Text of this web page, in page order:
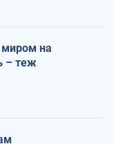
на
– теж